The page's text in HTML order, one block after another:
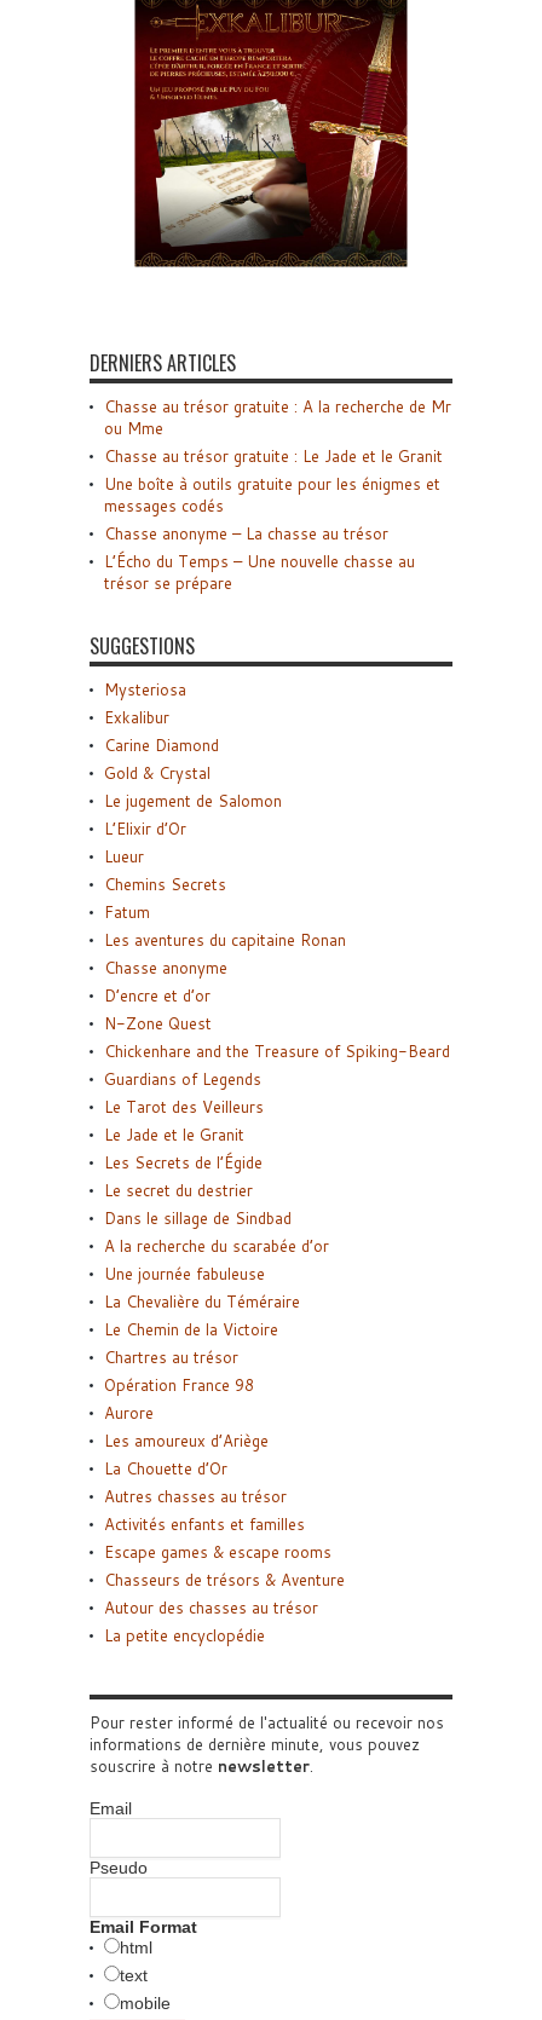
DERNIERS ARTICLES
Chasse au trésor gratuite : A la recherche de Mr
ou Mme
Chasse au trésor gratuite : Le Jade et le Granit
Une boîte à outils gratuite pour les énigmes et
messages codés
Chasse anonyme – La chasse au trésor
L’Écho du Temps – Une nouvelle chasse au
trésor se prépare
SUGGESTIONS
Mysteriosa
Exkalibur
Carine Diamond
Gold & Crystal
Le jugement de Salomon
L’Elixir d’Or
Lueur
Chemins Secrets
Fatum
Les aventures du capitaine Ronan
Chasse anonyme
D’encre et d’or
N-Zone Quest
Chickenhare and the Treasure of Spiking-Beard
Guardians of Legends
Le Tarot des Veilleurs
Le Jade et le Granit
Les Secrets de l’Égide
Le secret du destrier
Dans le sillage de Sindbad
A la recherche du scarabée d’or
Une journée fabuleuse
La Chevalière du Téméraire
Le Chemin de la Victoire
Chartres au trésor
Opération France 98
Aurore
Les amoureux d’Ariège
La Chouette d’Or
Autres chasses au trésor
Activités enfants et familles
Escape games & escape rooms
Chasseurs de trésors & Aventure
Autour des chasses au trésor
La petite encyclopédie
Pour rester informé de l'actualité ou recevoir nos
informations de dernière minute, vous pouvez
souscrire à notre newsletter
Email
Pseudo
Email Format
html
text
mobile